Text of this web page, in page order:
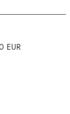
EUR